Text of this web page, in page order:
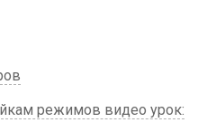
режимов видео урок: